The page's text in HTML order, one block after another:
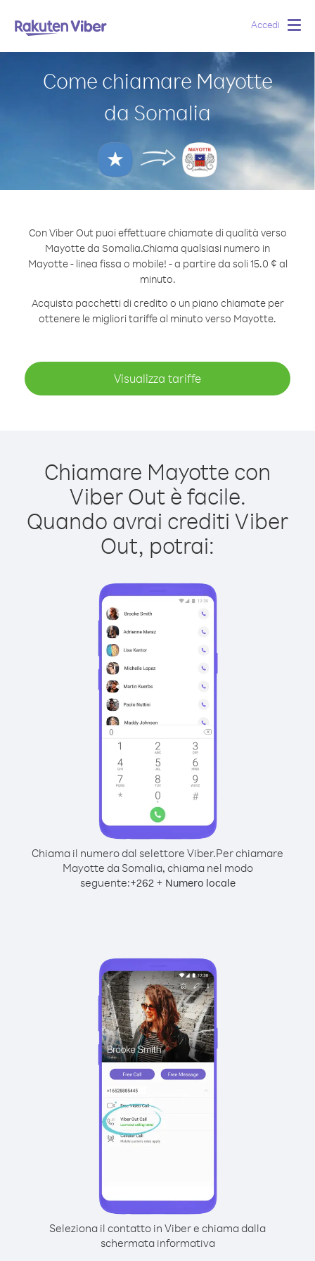
Accedi
Come chiamare Mayotte
da Somalia
Con Viber Out puoi effettuare chiamate di qualità verso
Mayotte da Somalia.Chiama qualsiasi numero in
Mayotte - linea fissa o mobile! - a partire da soli 15.0 ¢ al
minuto.
Acquista pacchetti di credito o un piano chiamate per
ottenere le migliori tariffe al minuto verso Mayotte.
Visualizza tariffe
Chiamare Mayotte con
Viber Out è facile.
Quando avrai crediti Viber
Out, potrai:
Chiama il numero dal selettore Viber.Per chiamare
Mayotte da Somalia, chiama nel modo
seguente:+262+ Numero locale
Seleziona il contatto in Viber e chiama dalla
schermata informativa